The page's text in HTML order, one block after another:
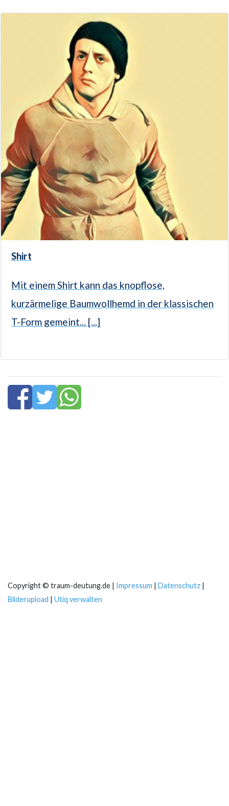
Shirt
Mit einem Shirt kann das knopflose,
kurzärmelige Baumwollhemd in der klassischen
T-Form gemeint... [...]
Copyright © traum-deutung.de | Impressum | Datenschutz |
Bilderupload | Utiq verwalten